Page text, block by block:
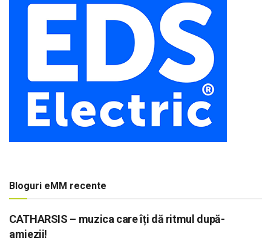
Bloguri eMM recente
CATHARSIS – muzica care îți dă ritmul după-
amiezii!